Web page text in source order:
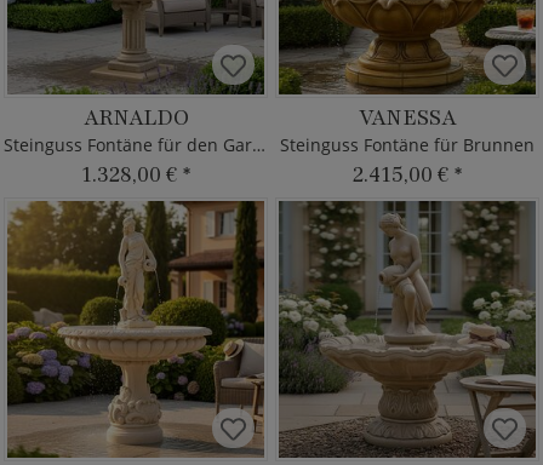
ARNALDO
Steinguss Fontäne für den Garten
1.328,00 € *
VANESSA
Steinguss Fontäne für Brunnen
2.415,00 € *